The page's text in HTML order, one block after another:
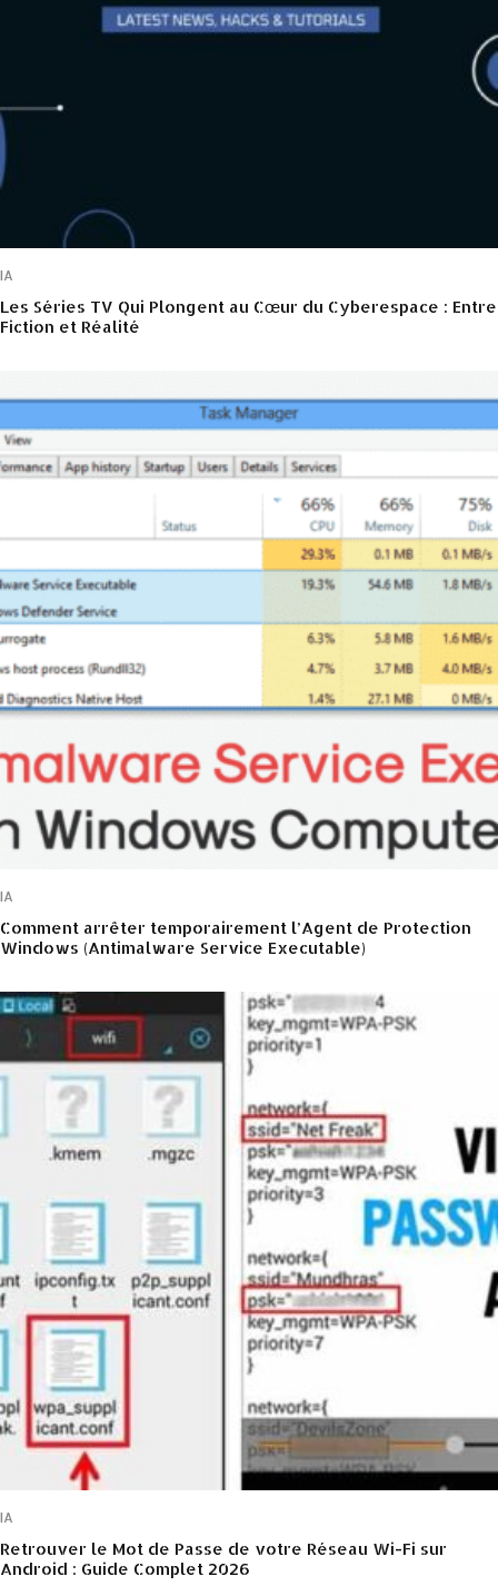
IA
Les Séries TV Qui Plongent au Cœur du Cyberespace : Entre
Fiction et Réalité
IA
Comment arrêter temporairement l’Agent de Protection
Windows (Antimalware Service Executable)
IA
Retrouver le Mot de Passe de votre Réseau Wi-Fi sur
Android : Guide Complet 2026